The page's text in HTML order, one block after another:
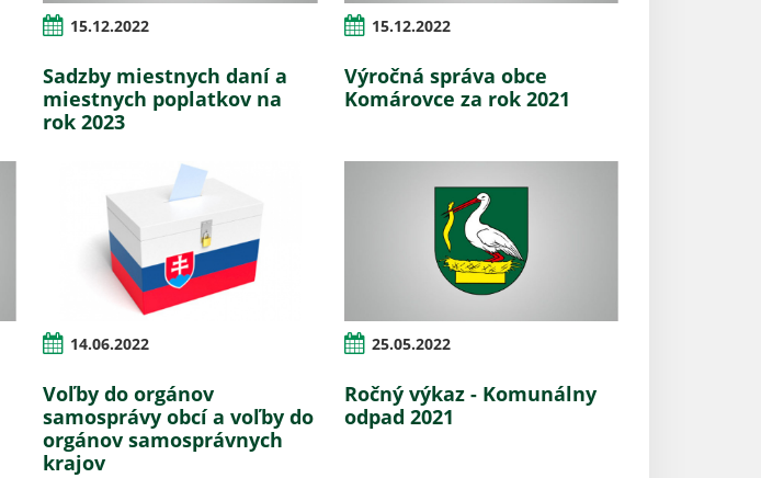
15.12.2022
Sadzby miestnych daní a
miestnych poplatkov na
rok 2023
15.12.2022
Výročná správa obce
Komárovce za rok 2021
14.06.2022
Voľby do orgánov
samosprávy obcí a voľby do
orgánov samosprávnych
krajov
25.05.2022
Ročný výkaz - Komunálny
odpad 2021